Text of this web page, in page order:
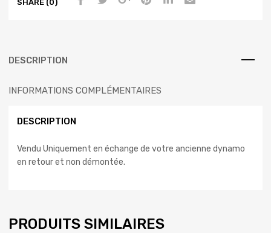
SHARE (0)
DESCRIPTION
INFORMATIONS COMPLÉMENTAIRES
DESCRIPTION
Vendu Uniquement en échange de votre ancienne dynamo
en retour et non démontée.
PRODUITS SIMILAIRES